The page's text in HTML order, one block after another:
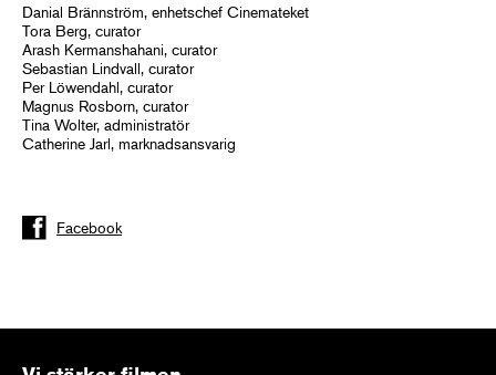
Danial Brännström, enhetschef Cinemateket
Tora Berg, curator
Arash Kermanshahani, curator
Sebastian Lindvall, curator
Per Löwendahl, curator
Magnus Rosborn, curator
Tina Wolter, administratör
Catherine Jarl, marknadsansvarig
Facebook